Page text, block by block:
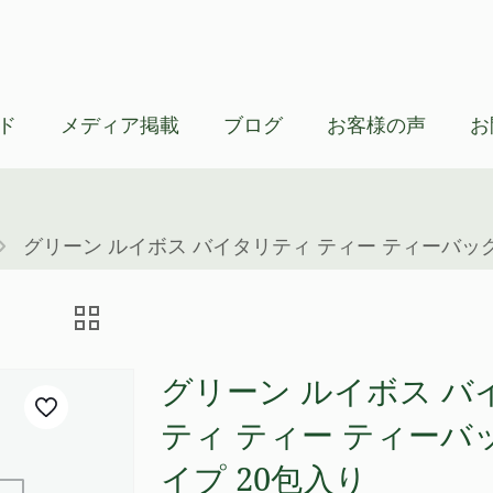
メディア掲載 ブログ お客様の声
グリーン ルイボス バイタリティ ティー ティーバッ
グリーン ルイボス バ
ティ ティー ティーバ
イプ 20包入り